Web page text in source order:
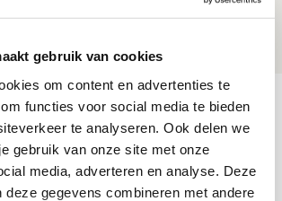
gebruik van cookies
om content en advertenties te
functies voor social media te bieden
te analyseren. Ook delen we
gebruik van onze site met onze
media, adverteren en analyse. Deze
deze gegevens combineren met andere
mee naar uitduel